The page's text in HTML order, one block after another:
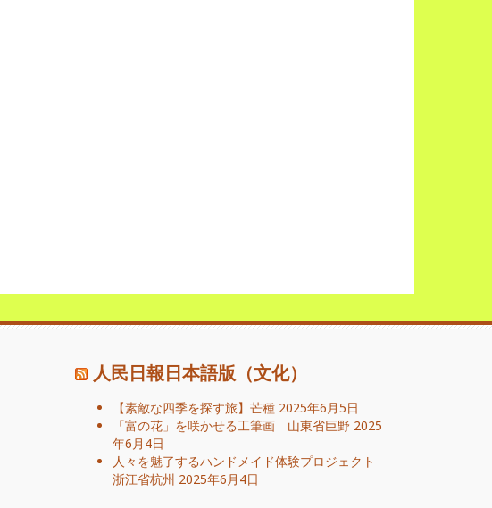
人民日報日本語版（文化）
【素敵な四季を探す旅】芒種 2025年6月5日
「富の花」を咲かせる工筆画 山東省巨野 2025
年6月4日
人々を魅了するハンドメイド体験プロジェクト
浙江省杭州 2025年6月4日